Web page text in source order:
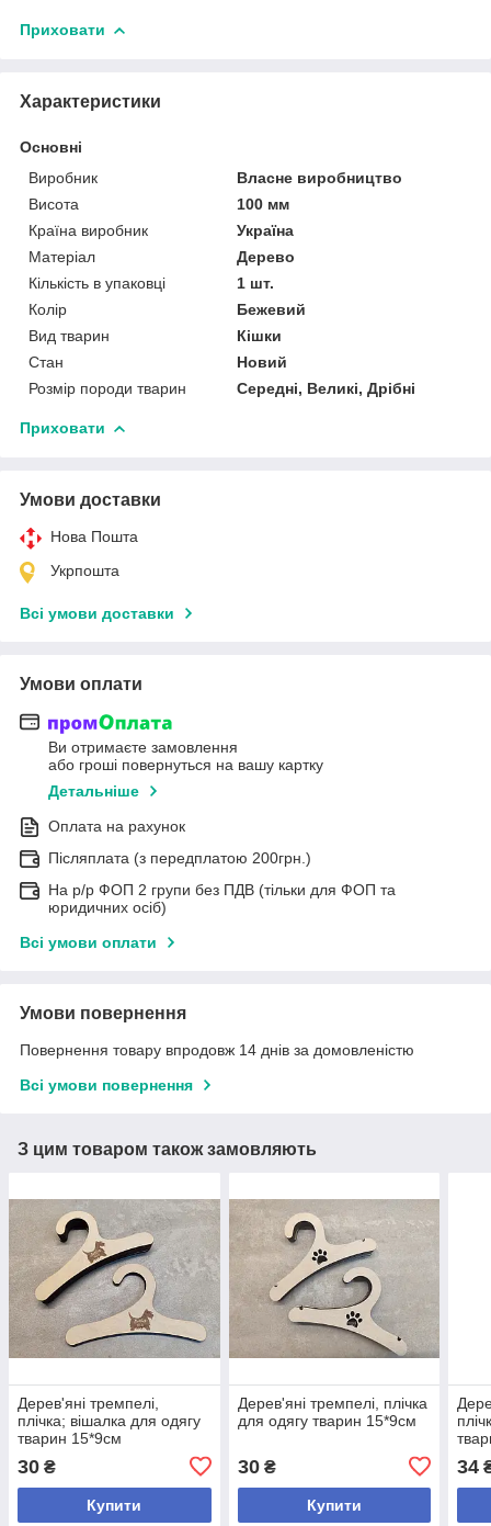
Приховати
Характеристики
Основні
Виробник
Власне виробництво
Висота
100 мм
Країна виробник
Україна
Матеріал
Дерево
Кількість в упаковці
1 шт.
Колір
Бежевий
Вид тварин
Кішки
Стан
Новий
Розмір породи тварин
Середні, Великі, Дрібні
Приховати
Умови доставки
Нова Пошта
Укрпошта
Всі умови доставки
Умови оплати
Ви отримаєте замовлення
або гроші повернуться на вашу картку
Детальніше
Оплата на рахунок
Післяплата (з передплатою 200грн.)
На р/р ФОП 2 групи без ПДВ (тільки для ФОП та
юридичних осіб)
Всі умови оплати
Умови повернення
Повернення товару впродовж 14 днів за домовленістю
Всі умови повернення
З цим товаром також замовляють
Дерев'яні тремпелі,
плічка; вішалка для одягу
тварин 15*9см
30 ₴
Купити
Дерев'яні тремпелі, плічка
для одягу тварин 15*9см
30₴
Купити
34